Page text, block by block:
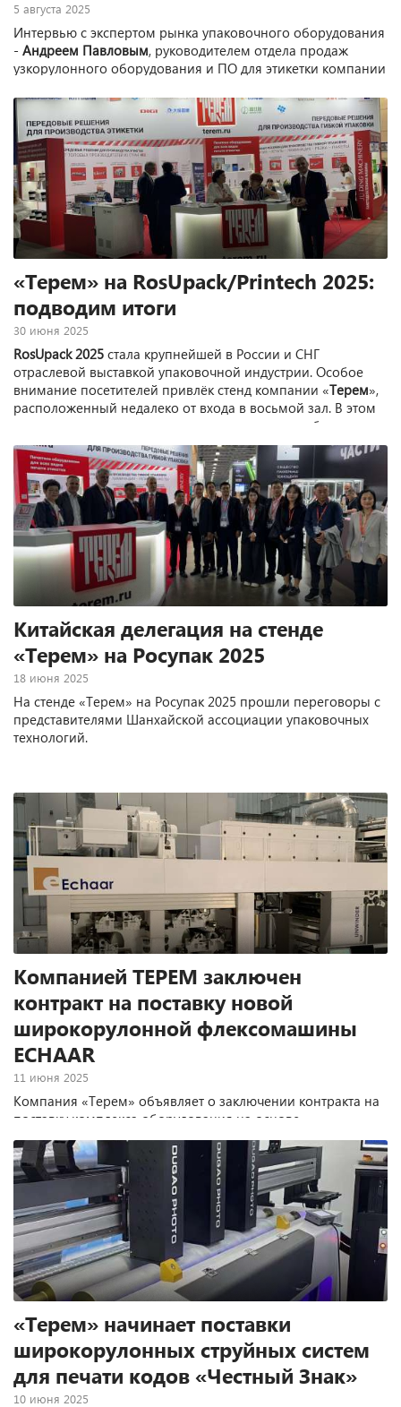
5 августа 2025
Интервью с экспертом рынка упаковочного оборудования
- Андреем Павловым, руководителем отдела продаж
узкорулонного оборудования и ПО для этикетки компании
«Терем» на RosUpack/Printech 2025:
подводим итоги
30 июня 2025
RosUpack 2025 стала крупнейшей в России и СНГ
отраслевой выставкой упаковочной индустрии. Особое
внимание посетителей привлёк стенд компании «Терем»,
расположенный недалеко от входа в восьмой зал. В этом
году все три основных направления компании были
объединены на одном стенде: отдел широкорулонного
оборудования, отдел узкорулонного оборудования и
отдел расходных материалов.
Китайская делегация на стенде
«Терем» на Росупак 2025
18 июня 2025
На стенде «Терем» на Росупак 2025 прошли переговоры с
представителями Шанхайской ассоциации упаковочных
технологий.
Компанией ТЕРЕМ заключен
контракт на поставку новой
широкорулонной флексомашины
ECHAAR
11 июня 2025
Компания «Терем» объявляет о заключении контракта на
поставку комплекса оборудования на основе
широкорулонной флексографской полностью
сервоприводной печатной машины Echaar Flexosmart
HR300 (Индия). Инсталляция запланирована на середину
осени 2025 года в одной из крупных типографий
Центрального региона России, специализирующейся на
производстве гибкой упаковки.
«Терем» начинает поставки
широкорулонных струйных систем
для печати кодов «Честный Знак»
10 июня 2025